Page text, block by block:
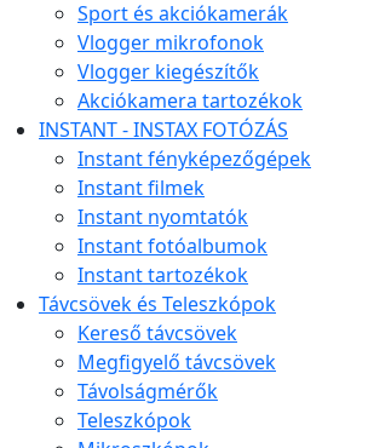
Sport és akciókamerák
Vlogger mikrofonok
Vlogger kiegészítők
Akciókamera tartozékok
INSTANT - INSTAX FOTÓZÁS
Instant fényképezőgépek
Instant filmek
Instant nyomtatók
Instant fotóalbumok
Instant tartozékok
Távcsövek és Teleszkópok
Kereső távcsövek
Megfigyelő távcsövek
Távolságmérők
Teleszkópok